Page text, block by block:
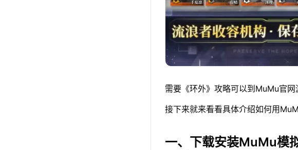
需要《环外》攻略可以到MuMu官
接下来就来看看具体介绍如何用
一、下载安装MuMu模